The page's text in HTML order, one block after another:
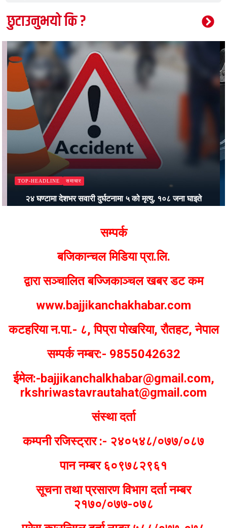
छुटाउनुभयो कि ?
TOP-HEADLINE समाचार
२४ घण्टामा देशभर सवारी दुर्घटनामा ५ को मृत्यु, १०८ जना घाइते
सम्पर्क
बजिकान्चल मिडिया प्रा.लि.
द्वारा सञ्चालित बज्जिकाञ्चल खबर डट कम
www.bajjikanchakhabar.com
कटहरिया न.पा.- ८, पिप्रा पोखरिया, रौतहट, नेपाल
सम्पर्क नम्बर:- 9855042632
ईमेल:-bajjikanchalkhabar@gmail.com,
rkshriwastavrautahat@gmail.com
संस्था दर्ता
कम्पनी रजिस्ट्रार :- २४०५४८/०७७/०८७
पान नम्बर ६०९७८२९६१
सूचना तथा प्रसारण विभाग दर्ता नम्बर
२१७०/०७७-०७८